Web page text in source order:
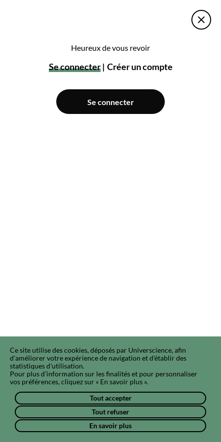
Ce site utilise des cookies, déposés par Universcience, afin
d'améliorer votre expérience de navigation et d'établir des
statistiques d'utilisation.
Pour plus d’information sur les finalités et pour personnaliser
vos préférences, cliquez sur « En savoir plus ».
Tout accepter
Tout refuser
En savoir plus
Heureux de vous revoir
Se connecter Créer un compte
Se connecter